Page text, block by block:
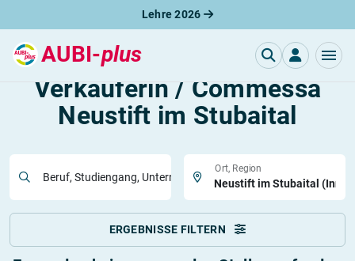
Lehre 2026
AUBI-plus
Freie Lehrstellen
Verkäuferin / Commessa
Neustift im Stubaital
Beruf, Studiengang, Unternehmen
Ort, Region
ERGEBNISSE FILTERN